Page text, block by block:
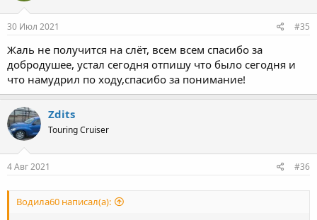
30 Июл 2021 #35
Жаль не получится на слёт, всем всем спасибо за
добродушее, устал сегодня отпишу что было сегодня и
что намудрил по ходу,спасибо за понимание!
Zdits
Touring Cruiser
4 Авг 2021 #36
Водила60 написал(а):